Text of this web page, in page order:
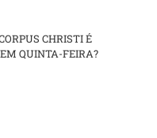
CHRISTI É
QUINTA-FEIRA?